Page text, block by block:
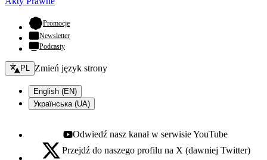
Promocje- otwiera się w nowej karcie
Newsletter
Podcasty
Zmień język - bieżący:
PL Zmień język strony
English (EN)
Українська (UA)
Youtube - otwiera się w nowej karcie
Odwiedź nasz kanał w serwisie YouTube
X - otwiera się w nowej karcie
Przejdź do naszego profilu na X (dawniej Twitter)